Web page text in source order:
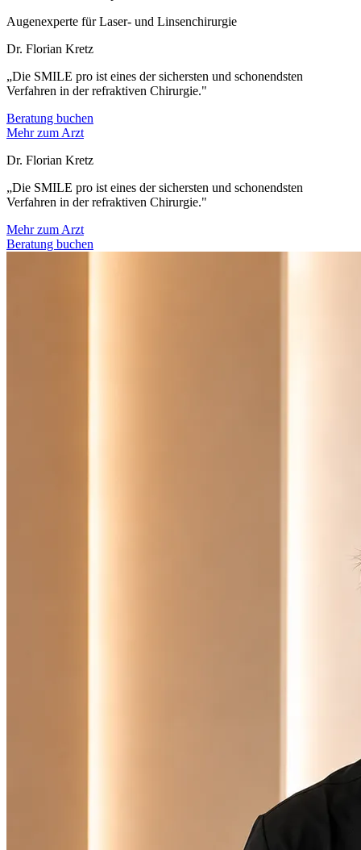
Augenexperte für Laser- und Linsenchirurgie
Dr. Florian Kretz
„Die SMILE pro ist eines der sichersten und schonendsten
Verfahren in der refraktiven Chirurgie."
Beratung buchen
Mehr zum Arzt
Dr. Florian Kretz
„Die SMILE pro ist eines der sichersten und schonendsten
Verfahren in der refraktiven Chirurgie."
Mehr zum Arzt
Beratung buchen